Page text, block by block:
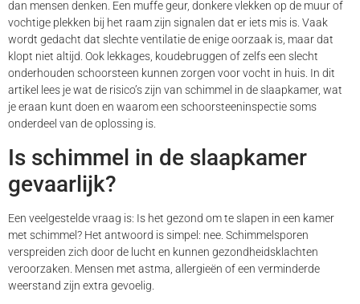
dan mensen denken. Een muffe geur, donkere vlekken op de muur of
vochtige plekken bij het raam zijn signalen dat er iets mis is. Vaak
wordt gedacht dat slechte ventilatie de enige oorzaak is, maar dat
klopt niet altijd. Ook lekkages, koudebruggen of zelfs een slecht
onderhouden schoorsteen kunnen zorgen voor vocht in huis. In dit
artikel lees je wat de risico’s zijn van schimmel in de slaapkamer, wat
je eraan kunt doen en waarom een schoorsteeninspectie soms
onderdeel van de oplossing is.
Is schimmel in de slaapkamer
gevaarlijk?
Een veelgestelde vraag is: Is het gezond om te slapen in een kamer
met schimmel? Het antwoord is simpel: nee. Schimmelsporen
verspreiden zich door de lucht en kunnen gezondheidsklachten
veroorzaken. Mensen met astma, allergieën of een verminderde
weerstand zijn extra gevoelig.